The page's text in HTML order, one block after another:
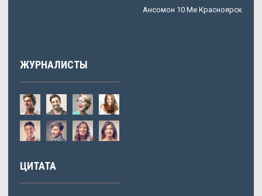
Ансомон 10 Me Красноярск
ЖУРНАЛИСТЫ
ЦИТАТА